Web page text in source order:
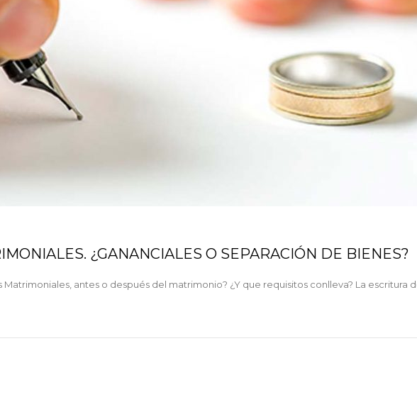
¿GANANCIALES O SEPARACIÓN DE BIENES?
antes o después del matrimonio? ¿Y que requisitos conlleva? La escritura